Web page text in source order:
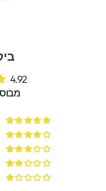
4.92 מתוך 5
מבוסס על